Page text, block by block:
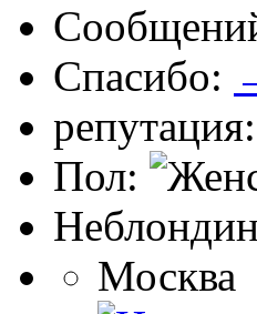
Спасибо:
Пол:
Москва